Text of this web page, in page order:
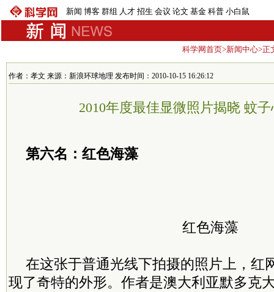
新闻 博客 群组 人才 招生 会议 论文 基金 科普 小白鼠
科学网首页>新闻中心>正
作者：孝文 来源：新浪环球地理 发布时间：2010-10-15 16:26:12
2010年度最佳显微照片揭晓 蚊
第六名：红色海藻
红色海藻
在这张于普通光线下拍摄的照片上，红
现了奇特的外形。作者是澳大利亚默多克